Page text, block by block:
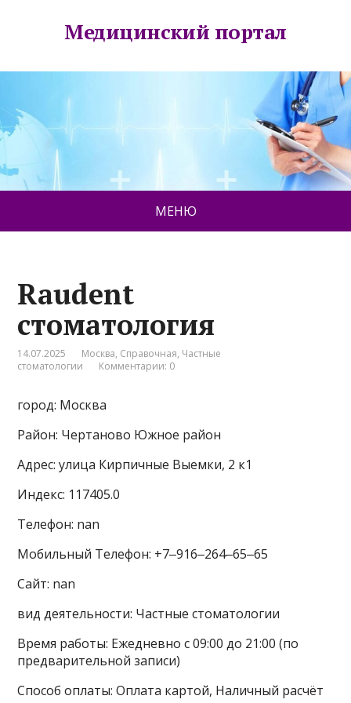
Медицинский портал
МЕНЮ
Raudent
стоматология
14.07.2025 Москва, Справочная, Частные
стоматологии
Комментарии: 0
город: Москва
Район: Чертаново Южное район
Адрес: улица Кирпичные Выемки, 2 к1
Индекс: 117405.0
Телефон: nan
Мобильный Телефон: +7‒916‒264‒65‒65
Сайт: nan
вид деятельности: Частные стоматологии
Время работы: Ежедневно с 09:00 до 21:00 (по
предварительной записи)
Способ оплаты: Оплата картой, Наличный расчёт